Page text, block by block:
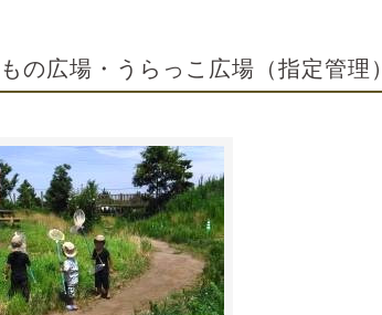
の広場・うらっこ広場（指定管理）